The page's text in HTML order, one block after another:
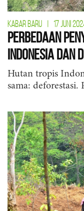
KABAR BARU | 17 JUNI
Perbedaan
Indonesia dan
Hutan tropis
sama: deforestasi.